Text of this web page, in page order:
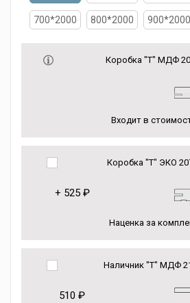
700*2000 800*2000 900*2000
Коробка "Т" МДФ
Входит в
Коробка "Т" ЭКО
+ 525 ₽
Наценка за
Наличник "Т" МДФ
510 ₽